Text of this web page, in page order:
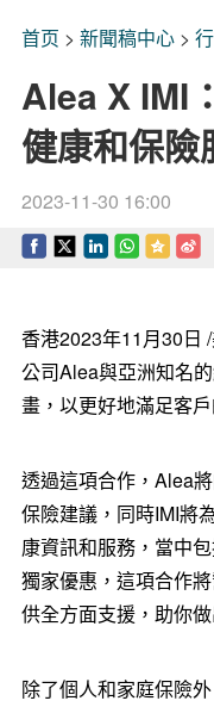
首页 > 新聞稿中心>
Alea X IMI
健康和保險
2023-11-30 16:00
香港2023年11月30日
公司Alea與亞洲知名
畫，以更好地滿足客
透過這項合作，Alea
保險建議，同時IMI將
康資訊和服務， 當中
獨家優惠，這項合作
供全方面支援，助你
除了個人和家庭保險